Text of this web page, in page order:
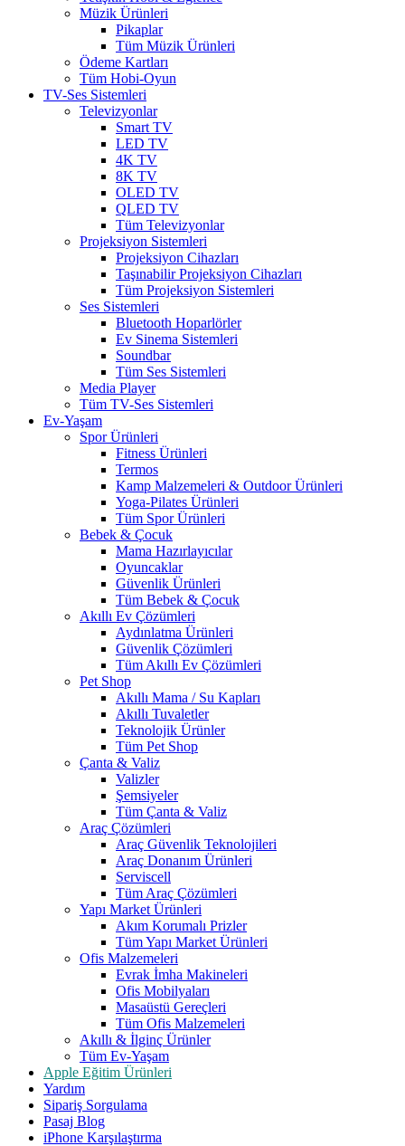
Müzik Ürünleri
Pikaplar
Tüm Müzik Ürünleri
Ödeme Kartları
Tüm Hobi-Oyun
TV-Ses Sistemleri
Televizyonlar
Smart TV
LED TV
4K TV
8K TV
OLED TV
QLED TV
Tüm Televizyonlar
Projeksiyon Sistemleri
Projeksiyon Cihazları
Taşınabilir Projeksiyon Cihazları
Tüm Projeksiyon Sistemleri
Ses Sistemleri
Bluetooth Hoparlörler
Ev Sinema Sistemleri
Soundbar
Tüm Ses Sistemleri
Media Player
Tüm TV-Ses Sistemleri
Ev-Yaşam
Spor Ürünleri
Fitness Ürünleri
Termos
Kamp Malzemeleri & Outdoor Ürünleri
Yoga-Pilates Ürünleri
Tüm Spor Ürünleri
Bebek & Çocuk
Mama Hazırlayıcılar
Oyuncaklar
Güvenlik Ürünleri
Tüm Bebek & Çocuk
Akıllı Ev Çözümleri
Aydınlatma Ürünleri
Güvenlik Çözümleri
Tüm Akıllı Ev Çözümleri
Pet Shop
Akıllı Mama / Su Kapları
Akıllı Tuvaletler
Teknolojik Ürünler
Tüm Pet Shop
Çanta & Valiz
Valizler
Şemsiyeler
Tüm Çanta & Valiz
Araç Çözümleri
Araç Güvenlik Teknolojileri
Araç Donanım Ürünleri
Serviscell
Tüm Araç Çözümleri
Yapı Market Ürünleri
Akım Korumalı Prizler
Tüm Yapı Market Ürünleri
Ofis Malzemeleri
Evrak İmha Makineleri
Ofis Mobilyaları
Masaüstü Gereçleri
Tüm Ofis Malzemeleri
Akıllı & İlginç Ürünler
Tüm Ev-Yaşam
Apple Eğitim Ürünleri
Yardım
Sipariş Sorgulama
Pasaj Blog
iPhone Karşılaştırma